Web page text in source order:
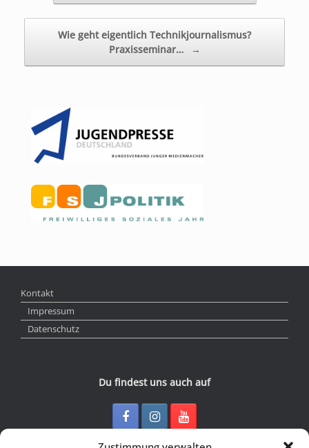
Wie geht eigentlich Technikjournalismus?
Praxisseminar…
→
Kontakt
Impressum
Datenschutz
Du findest uns auch auf